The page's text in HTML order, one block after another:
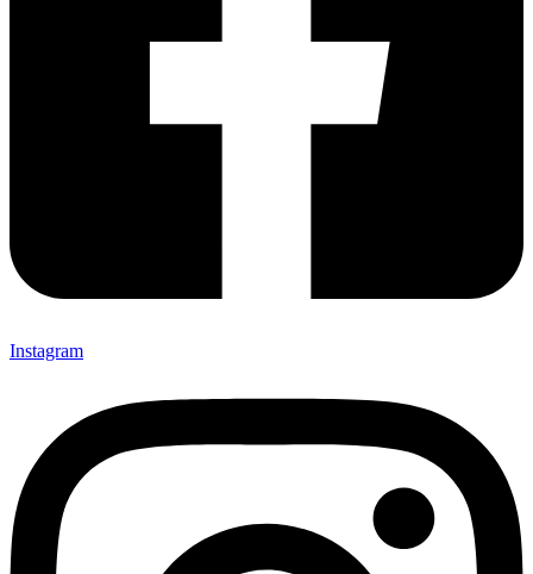
Instagram